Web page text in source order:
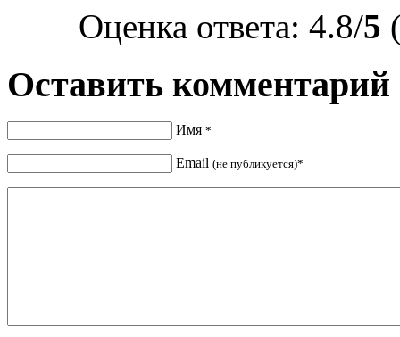
Оценка ответа: 4.8/5
Оставить комментарий
Имя *
Email (не публикуется)*